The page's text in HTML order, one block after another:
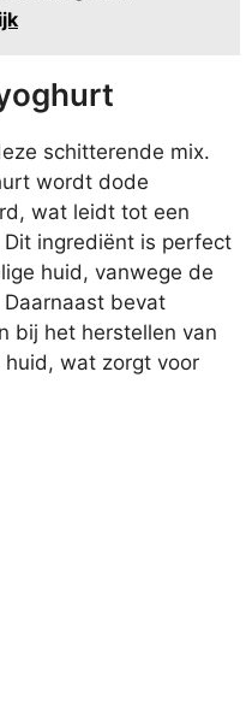
schitterende mix.
wordt dode
wat leidt tot een
ingrediënt is perfect
huid, vanwege de
bevat
bij het herstellen van
wat zorgt voor